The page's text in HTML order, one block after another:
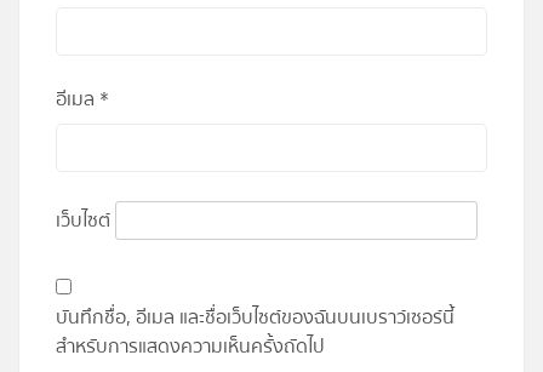
อีเมล *
เว็บไซต์
บันทึกชื่อ, อีเมล และชื่อเว็บไซต์ของฉันบนเบราว์เซอร์นี้
สำหรับการแสดงความเห็นครั้งถัดไป